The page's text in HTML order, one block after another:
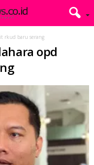
rkud baru serang
opd